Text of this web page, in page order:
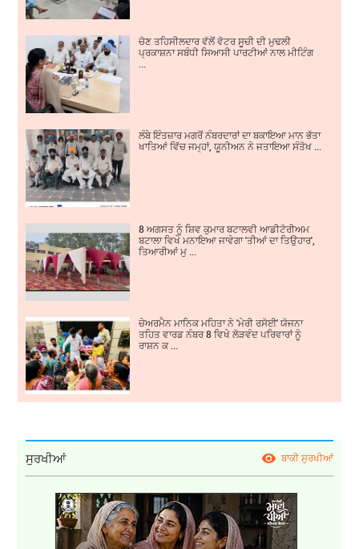
ਚੋਣ ਤਹਿਸੀਲਦਾਰ ਵੱਲੋਂ ਵੋਟਰ ਸੂਚੀ ਦੀ ਮੁਢਲੀ
ਪ੍ਰਕਾਸ਼ਨਾ ਸਬੰਧੀ ਸਿਆਸੀ ਪਾਰਟੀਆਂ ਨਾਲ ਮੀਟਿੰਗ
...
ਲੰਬੇ ਇੰਤਜ਼ਾਰ ਮਗਰੋਂ ਨੰਬਰਦਾਰਾਂ ਦਾ ਬਕਾਇਆ ਮਾਨ ਭੱਤਾ
ਖਾਤਿਆਂ ਵਿੱਚ ਜਮ੍ਹਾਂ, ਯੂਨੀਅਨ ਨੇ ਜਤਾਇਆ ਸੰਤੋਖ ...
8 ਅਗਸਤ ਨੂੰ ਸ਼ਿਵ ਕੁਮਾਰ ਬਟਾਲਵੀ ਆਡੀਟੋਰੀਅਮ
ਬਟਾਲਾ ਵਿਖੇ ਮਨਾਇਆ ਜਾਵੇਗਾ 'ਤੀਆਂ ਦਾ ਤਿਉਹਾਰ',
ਤਿਆਰੀਆਂ ਮੁ ...
ਚੇਅਰਮੈਨ ਮਾਨਿਕ ਮਹਿਤਾ ਨੇ 'ਮੇਰੀ ਰਸੋਈ' ਯੋਜਨਾ
ਤਹਿਤ ਵਾਰਡ ਨੰਬਰ 8 ਵਿਖੇ ਲੋੜਵੰਦ ਪਰਿਵਾਰਾਂ ਨੂੰ
ਰਾਸ਼ਨ ਕ ...
ਸੁਰਖੀਆਂ ਬਾਕੀ ਸੁਰਖੀਆਂ